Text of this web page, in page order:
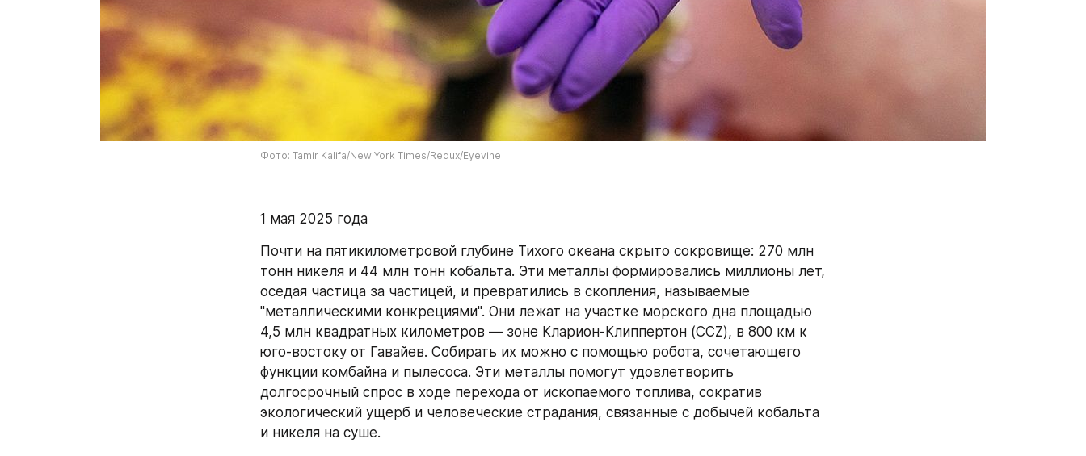
Фото: Tamir Kalifa/New York Times/Redux/Eyevine
1 мая 2025 года
Почти на пятикилометровой глубине Тихого океана скрыто сокровище: 270 млн
тонн никеля и 44 млн тонн кобальта. Эти металлы формировались миллионы лет,
оседая частица за частицей, и превратились в скопления, называемые
"металлическими конкрециями". Они лежат на участке морского дна площадью
4,5 млн квадратных километров — зоне Кларион-Клиппертон (CCZ), в 800 км к
юго-востоку от Гавайев. Собирать их можно с помощью робота, сочетающего
функции комбайна и пылесоса. Эти металлы помогут удовлетворить
долгосрочный спрос в ходе перехода от ископаемого топлива, сократив
экологический ущерб и человеческие страдания, связанные с добычей кобальта
и никеля на суше.